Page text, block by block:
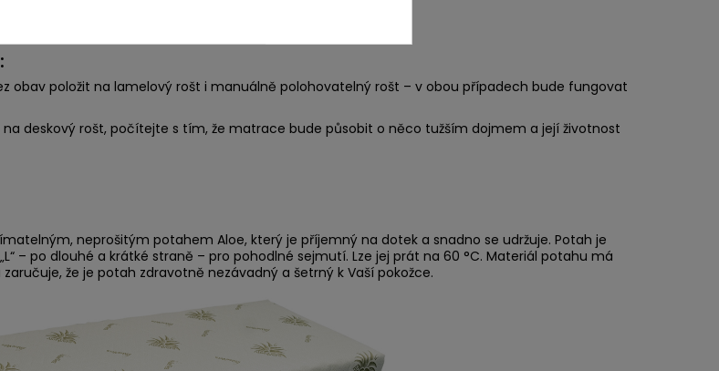
obav položit na lamelový rošt i manuálně polohovatelný rošt – v obou případech bude fungovat
na deskový rošt, počítejte s tím, že matrace bude působit o něco tužším dojmem a její životnost
neprošitým potahem Aloe, který je příjemný na dotek a snadno se udržuje. Potah je
– po dlouhé a krátké straně – pro pohodlné sejmutí. Lze jej prát na 60 °C. Materiál potahu má
že je potah zdravotně nezávadný a šetrný k Vaší pokožce.